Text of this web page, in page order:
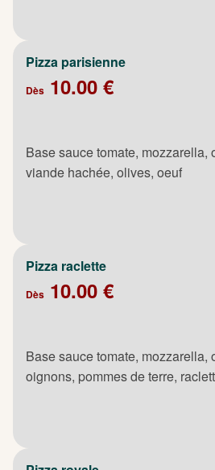
Pizza parisienne
Dès 10.00 €
Base sauce tomate, mozzarella,
viande hachée, olives, oeuf
Pizza raclette
Dès 10.00 €
Base sauce tomate, mozzarella,
oignons, pommes de terre,